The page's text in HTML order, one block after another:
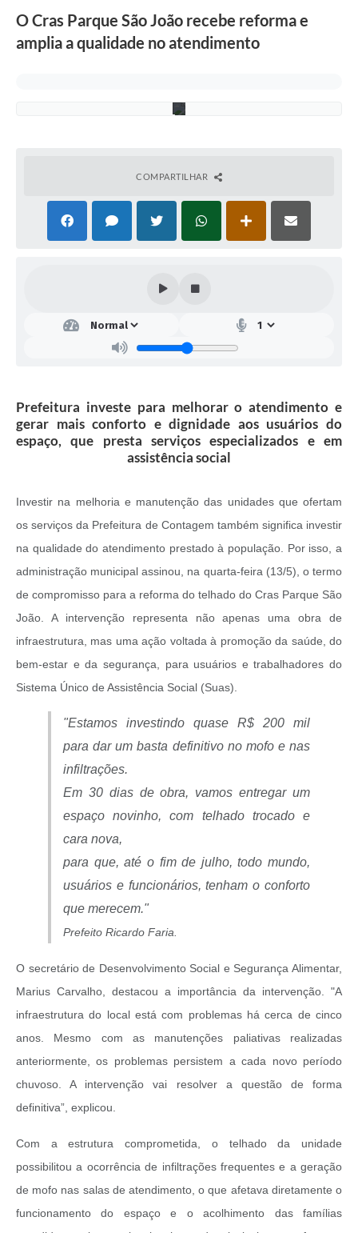
O Cras Parque São João recebe reforma e
amplia a qualidade no atendimento
m
s
COMPARTILHAR
Prefeitura investe para melhorar o atendimento e
gerar mais conforto e dignidade aos usuários do
espaço, que presta serviços especializados e em
assistência social
Investir na melhoria e manutenção das unidades que ofertam
os serviços da Prefeitura de Contagem também significa investir
na qualidade do atendimento prestado à população. Por isso, a
administração municipal assinou, na quarta-feira (13/5), o termo
de compromisso para a reforma do telhado do Cras Parque São
João. A intervenção representa não apenas uma obra de
infraestrutura, mas uma ação voltada à promoção da saúde, do
bem-estar e da segurança, para usuários e trabalhadores do
Sistema Único de Assistência Social (Suas).
"Estamos investindo quase R$ 200 mil
para dar um basta definitivo no mofo e nas
infiltrações.
Em 30 dias de obra, vamos entregar um
espaço novinho, com telhado trocado e
cara nova,
para que, até o fim de julho, todo mundo,
usuários e funcionários, tenham o conforto
que merecem."
Prefeito Ricardo Faria.
O secretário de Desenvolvimento Social e Segurança Alimentar,
Marius Carvalho, destacou a importância da intervenção. "A
infraestrutura do local está com problemas há cerca de cinco
anos. Mesmo com as manutenções paliativas realizadas
anteriormente, os problemas persistem a cada novo período
chuvoso. A intervenção vai resolver a questão de forma
definitiva”, explicou.
Com a estrutura comprometida, o telhado da unidade
possibilitou a ocorrência de infiltrações frequentes e a geração
de mofo nas salas de atendimento, o que afetava diretamente o
funcionamento do espaço e o acolhimento das famílias